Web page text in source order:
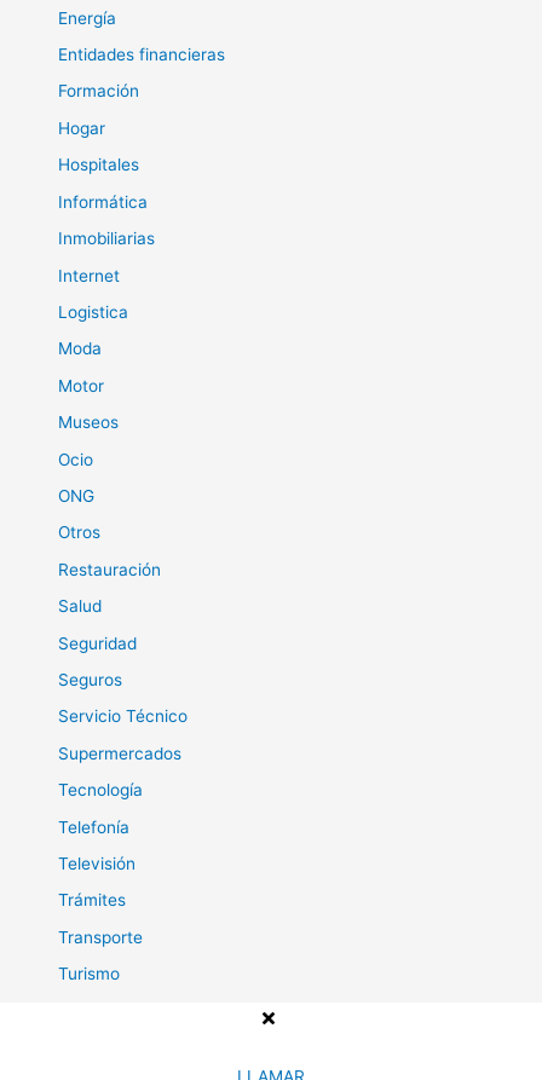
Energía
Entidades financieras
Formación
Hogar
Hospitales
Informática
Inmobiliarias
Internet
Logistica
Moda
Motor
Museos
Ocio
ONG
Otros
Restauración
Salud
Seguridad
Seguros
Servicio Técnico
Supermercados
Tecnología
Telefonía
Televisión
Trámites
Transporte
Turismo